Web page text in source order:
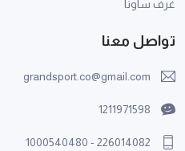
غرف ساونا
تواصل معنا
grandsport.co@gmail.com
1211971598
226014082
-
1000540480